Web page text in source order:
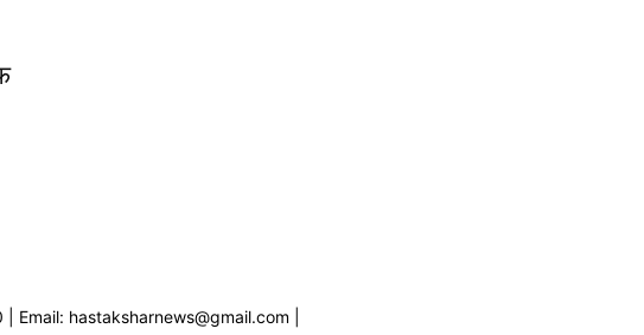
hastaksharnews@gmail.com |